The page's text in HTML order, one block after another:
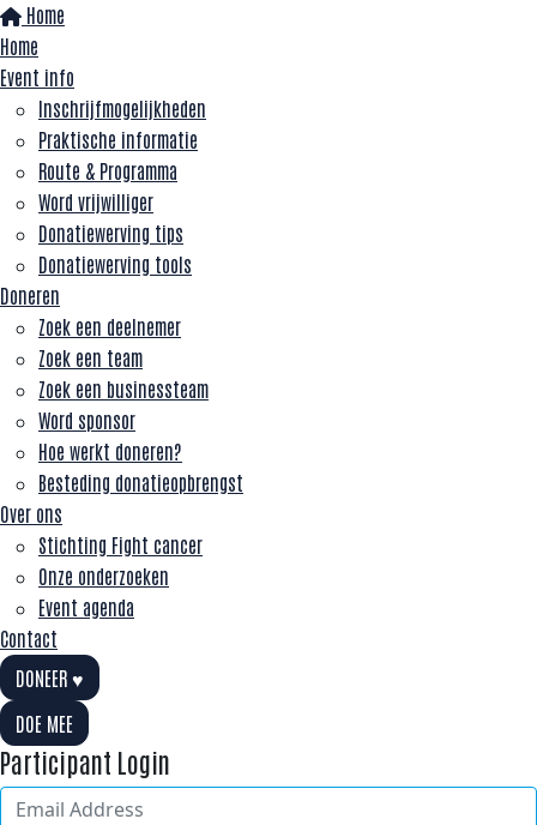
Home
Home
Event info
Inschrijfmogelijkheden
Praktische informatie
Route & Programma
Word vrijwilliger
Donatiewerving tips
Donatiewerving tools
Doneren
Zoek een deelnemer
Zoek een team
Zoek een businessteam
Word sponsor
Hoe werkt doneren?
Besteding donatieopbrengst
Over ons
Stichting Fight cancer
Onze onderzoeken
Event agenda
Contact
DONEER ♥
DOE MEE
Participant Login